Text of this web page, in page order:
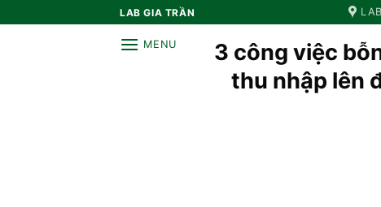
qua
LAB GIA TRẦN
MENU
3 công việc
thu nhập lên